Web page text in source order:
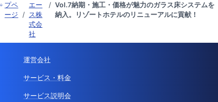
プペ
ージ
/
エー
ス株
式会
社
/ Vol.7納期・施工・価格が魅力のガラス床システムを
納入。リゾートホテルのリニューアルに貢献！
運営会社
サービス・料金
サービス説明会